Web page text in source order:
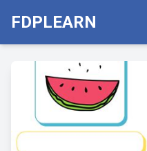
FDPLEARN